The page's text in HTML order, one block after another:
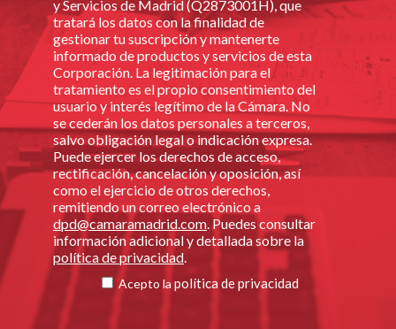
y Servicios de Madrid (Q2873001H), que
tratará los datos con la finalidad de
gestionar tu suscripción y mantenerte
informado de productos y servicios de esta
Corporación. La legitimación para el
tratamiento es el propio consentimiento del
usuario y interés legítimo de la Cámara. No
se cederán los datos personales a terceros,
salvo obligación legal o indicación expresa.
Puede ejercer los derechos de acceso,
rectificación, cancelación y oposición, así
como el ejercicio de otros derechos,
remitiendo un correo electrónico a
dpd@camaramadrid.com . Puedes consultar
información adicional y detallada sobre la
política de privacidad
Acepto la política de privacidad